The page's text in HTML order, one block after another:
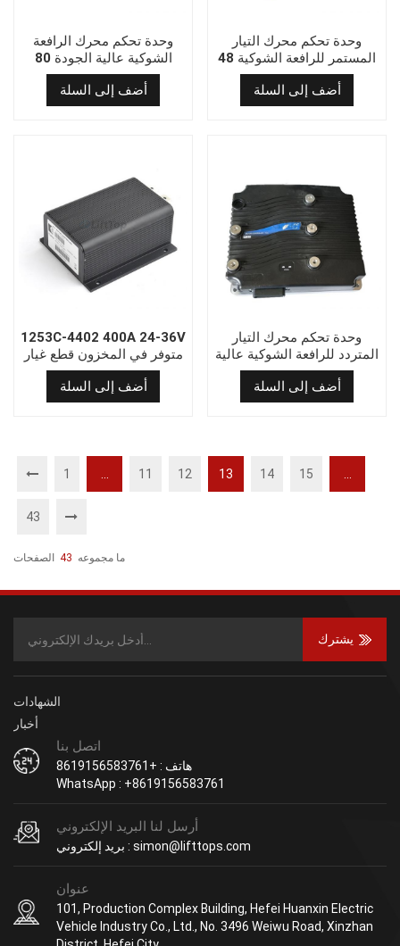
وحدة تحكم محرك الرافعة
الشوكية عالية الجودة 80
فولت 1253-8001 (600
أمبير)
أضف إلى السلة
وحدة تحكم محرك التيار
المستمر للرافعة الشوكية 48
فولت 1253-4804 (600
أمبير)
أضف إلى السلة
1253C-4402 400A 24-36V
متوفر في المخزون قطع غيار
رافعات شوكية كورتيس وحدة
تحكم محرك التيار المستمر
أضف إلى السلة
وحدة تحكم محرك التيار
المتردد للرافعة الشوكية عالية
أضف إلى السلة
1 ... 11 12 13 14 15 ...
43
ما مجموعه 43 الصفحات
يشترك
الشهادات
أخبار
اتصل بنا
هاتف : +8619156583761
WhatsApp : +8619156583761
أرسل لنا البريد الإلكتروني
بريد إلكتروني : simon@lifttops.com
عنوان
101, Production Complex Building, Hefei Huanxin Electric
Vehicle Industry Co., Ltd., No. 3496 Weiwu Road, Xinzhan